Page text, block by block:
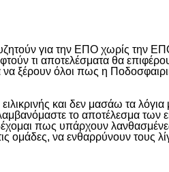
για την ΕΠΟ χωρίς την
τι αποτελέσματα θα
να ξέρουν όλοι πως η
και δεν μασάω τα
το αποτέλεσμα
πως υπάρχουν
ομάδες, να ενθαρρύνουν τους